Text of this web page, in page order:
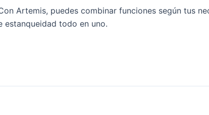
Artemis, puedes combinar funciones según tus
estanqueidad todo en uno.